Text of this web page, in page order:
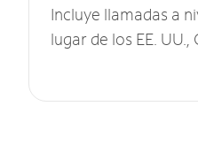
Incluye llamadas a
lugar de los EE.